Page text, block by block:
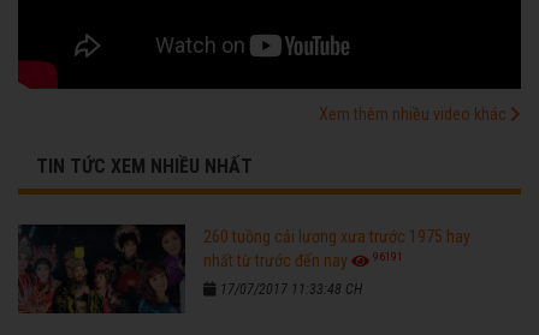
Xem thêm nhiều video khác
TIN TỨC XEM NHIỀU NHẤT
260 tuồng cải lương xưa trước 1975 hay
nhất từ trước đến nay
96191
17/07/2017 11:33:48 CH